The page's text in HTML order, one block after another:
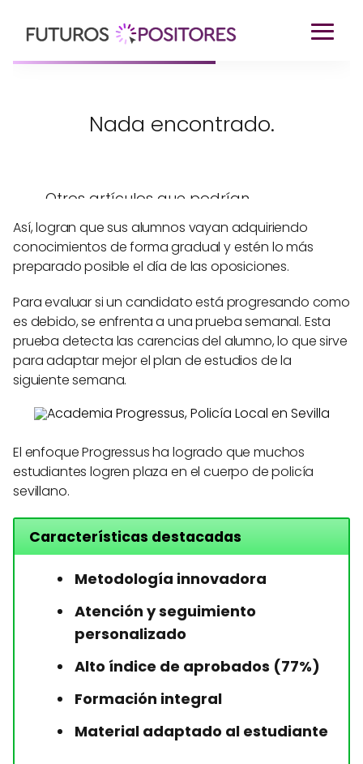
Así, logran que sus alumnos vayan adquiriendo
conocimientos de forma gradual y estén lo más
preparado posible el día de las oposiciones.
Para evaluar si un candidato está progresando como
es debido, se enfrenta a una prueba semanal. Esta
prueba detecta las carencias del alumno, lo que sirve
para adaptar mejor el plan de estudios de la
siguiente semana.
El enfoque Progressus ha logrado que muchos
estudiantes logren plaza en el cuerpo de policía
sevillano.
Características destacadas
Metodología innovadora
Atención y seguimiento
personalizado
Alto índice de aprobados (77%)
Formación integral
Material adaptado al estudiante